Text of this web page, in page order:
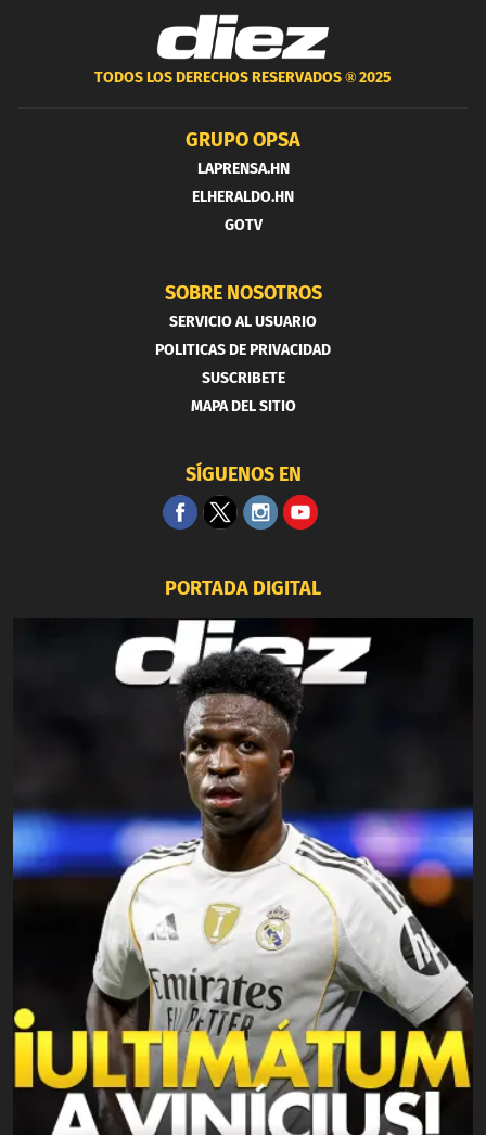
TODOS LOS DERECHOS RESERVADOS ®2025
GRUPO OPSA
LAPRENSA.HN
ELHERALDO.HN
GOTV
SOBRE NOSOTROS
SERVICIO AL USUARIO
POLITICAS DE PRIVACIDAD
SUSCRIBETE
MAPA DEL SITIO
SÍGUENOS EN
PORTADA DIGITAL